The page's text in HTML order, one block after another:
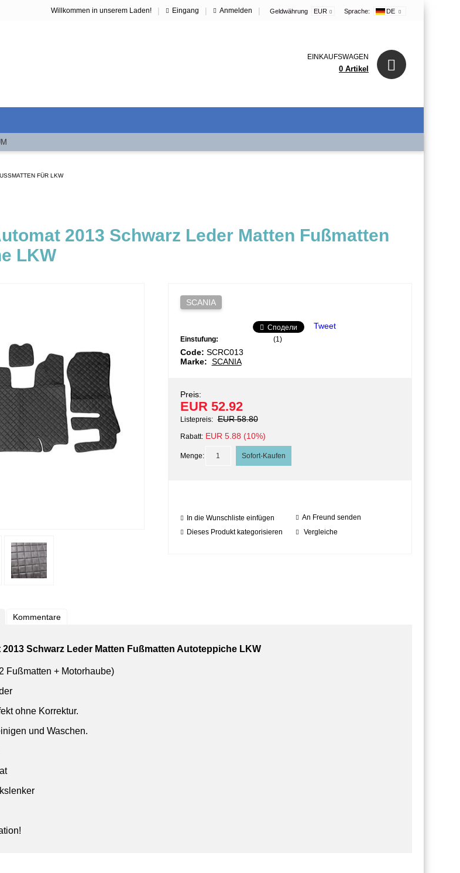
Willkommen in unserem Laden! | Eingang | Anmelden | Geldwährung EUR Sprache: DE
EINKAUFSWAGEN
0 Artikel
FÜR LKW
2013 Schwarz Leder Matten Fußmatten
LKW
SCANIA
Сподели Tweet
Einstufung: (1)
Code: SCRC013
Marke: SCANIA
Preis:
EUR 52.92
Listepreis: EUR 58.80
Rabatt: EUR 5.88 (10%)
Menge:
In die Wunschliste einfügen
An Freund senden
Dieses Produkt kategorisieren
Vergleiche
Kommentare
2013 Schwarz Leder Matten Fußmatten Autoteppiche LKW
Fußmatten + Motorhaube)
ohne Korrektur.
und Waschen.